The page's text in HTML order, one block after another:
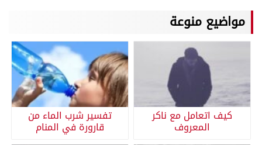
مواضيع منوعة
كيف اتعامل مع ناكر
المعروف
تفسير شرب الماء من
قارورة في المنام